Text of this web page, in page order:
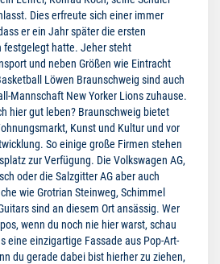
Dies erfreute sich einer immer
er ein Jahr später die ersten
festgelegt hatte. Jeher steht
und neben Größen wie Eintracht
Löwen Braunschweig sind auch
Mannschaft New Yorker Lions zuhause.
hier gut leben? Braunschweig bietet
Kunst und Kultur und vor
So einige große Firmen stehen
zur Verfügung. Die Volkswagen AG,
oder die Salzgitter AG aber auch
wie Grotrian Steinweg, Schimmel
sind an diesem Ort ansässig. Wer
wenn du noch nie hier warst, schau
eine einzigartige Fassade aus Pop-Art-
du gerade dabei bist hierher zu ziehen,